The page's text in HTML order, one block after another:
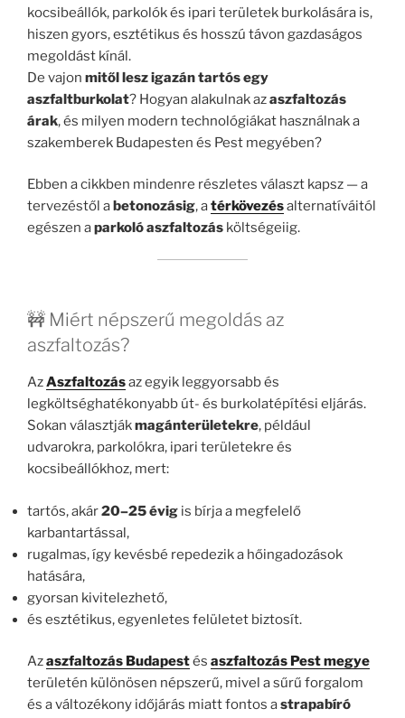
kocsibeállók, parkolók és ipari területek burkolására is,
hiszen gyors, esztétikus és hosszú távon gazdaságos
megoldást kínál.
De vajon mitől lesz igazán tartós egy
aszfaltburkolat? Hogyan alakulnak azaszfaltozás
árak, és milyen modern technológiákat használnak a
szakemberek Budapesten és Pest megyében?
Ebben a cikkben mindenre részletes választ kapsz — a
tervezéstől abetonozásig, atérkövezésalternatíváitól
egészen aparkoló aszfaltozás költségeiig.
🚧 Miért népszerű megoldás az
aszfaltozás?
AzAszfaltozásaz egyik leggyorsabb és
legköltséghatékonyabb út- és burkolatépítési eljárás.
Sokan választjákmagánterületekre, például
udvarokra, parkolókra, ipari területekre és
kocsibeállókhoz, mert:
tartós, akár20–25 évig is bírja a megfelelő
karbantartással,
rugalmas, így kevésbé repedezik a hőingadozások
hatására,
gyorsan kivitelezhető,
és esztétikus, egyenletes felületet biztosít.
Azaszfaltozás Budapestés aszfaltozás Pest megye
területén különösen népszerű, mivel a sűrű forgalom
és a változékony időjárás miatt fontos astrapabíró